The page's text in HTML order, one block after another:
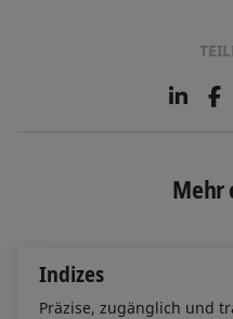
L
e
d
F
Mehr
Indizes
Präzise, zugänglich und